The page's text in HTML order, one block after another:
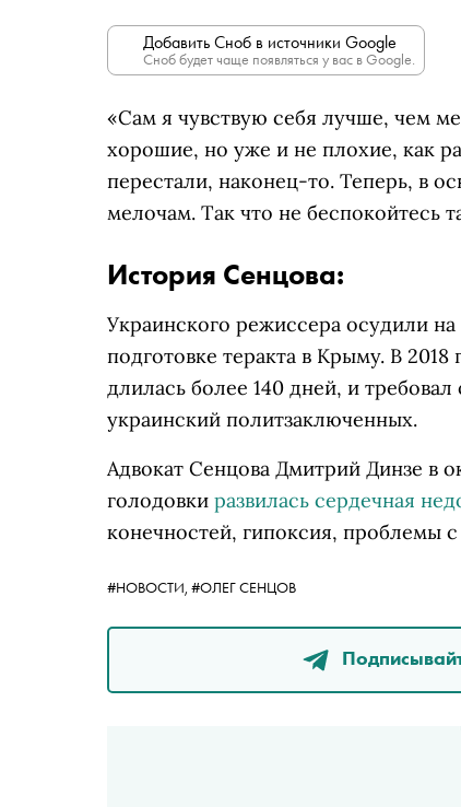
Добавить Сноб в источники Google
Сноб будет чаще появляться у вас в Google.
«Сам я чувствую себя лучше, чем
хорошие, но уже и не плохие, как
перестали, наконец-то. Теперь, в
мелочам. Так что не
История Сенцова:
Украинского режиссера осудили
подготовке теракта в Крыму. В
длилась более 140 дней, и
украинский политзаключенных.
Адвокат Сенцова Дмитрий Динзе в
голодовки развилась сердечная
конечностей, гипоксия, проблемы
#НОВОСТИ, #ОЛЕГ СЕНЦОВ